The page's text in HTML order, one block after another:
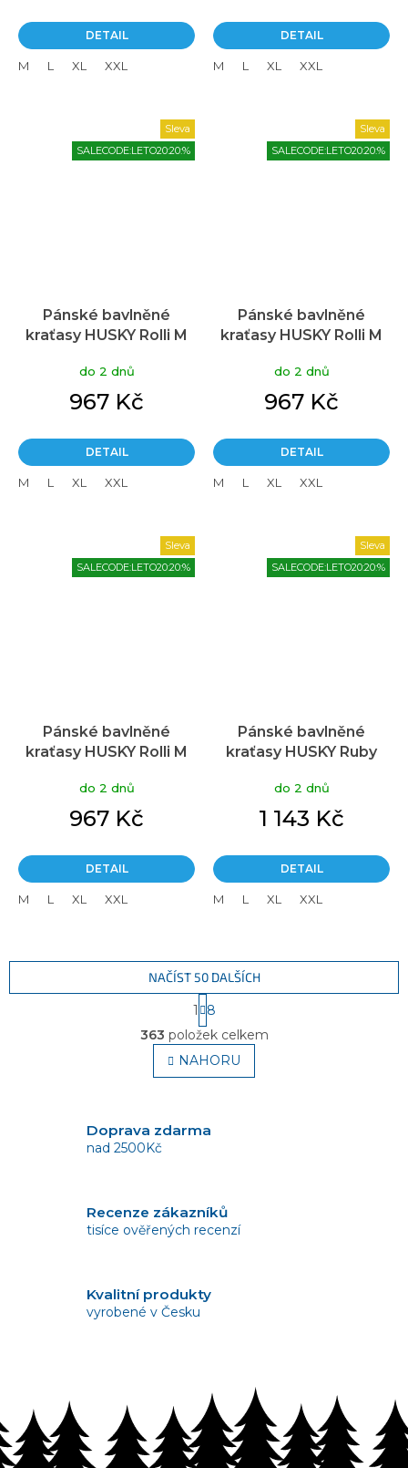
DETAIL
M L XL XXL
DETAIL
M L XL XXL
Sleva
SALECODE:LETO20:20:%
Pánské bavlněné
kraťasy HUSKY Rolli M
do 2 dnů
967 Kč
DETAIL
M L XL XXL
Sleva
SALECODE:LETO20:20:%
Pánské bavlněné
kraťasy HUSKY Rolli M
do 2 dnů
967 Kč
DETAIL
M L XL XXL
Sleva
SALECODE:LETO20:20:%
Pánské bavlněné
kraťasy HUSKY Rolli M
do 2 dnů
967 Kč
DETAIL
M L XL XXL
Sleva
SALECODE:LETO20:20:%
Pánské bavlněné
kraťasy HUSKY Ruby
do 2 dnů
1 143 Kč
DETAIL
M L XL XXL
O
v
l
á
c
k
y
i
NAČÍST 50 DALŠÍCH
S
t
r
á
n
k
á
n
1
8
363 položek celkem
NAHORU
Doprava zdarma
nad 2500Kč
Recenze zákazníků
tisíce ověřených recenzí
Kvalitní produkty
vyrobené v Česku
bez problémů do 14 dnů